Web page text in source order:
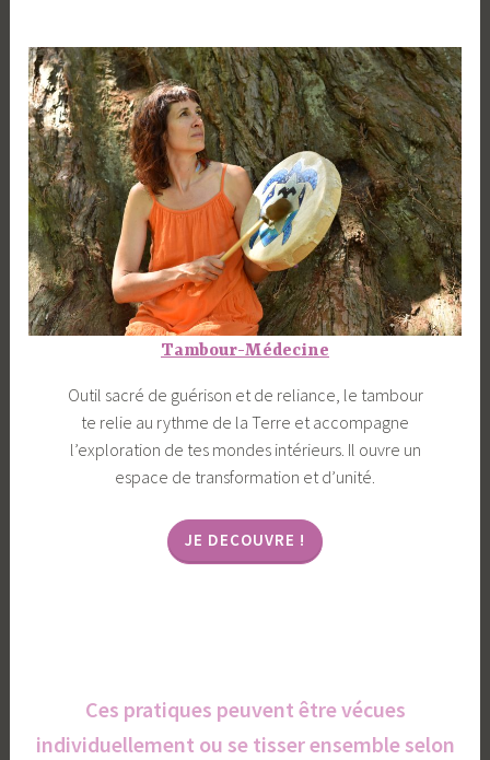
Tambour-Médecine
Outil sacré de guérison et de reliance, le tambour
te relie au rythme de la Terre et accompagne
l’exploration de tes mondes intérieurs. Il ouvre un
espace de transformation et d’unité.
JE DECOUVRE !
Ces pratiques peuvent être vécues
individuellement ou se tisser ensemble selon